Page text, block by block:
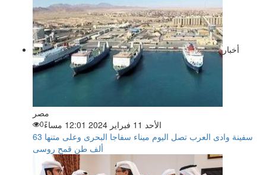
أخبار
مصر
الأحد 11 فبراير 2024 12:01 مساءً
0
سفينة وادى العرب تصل اليوم ميناء سفاجا البحرى وعلى متنها 63
ألف طن قمح روسى